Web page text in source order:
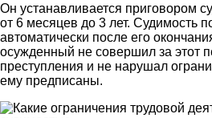
Он устанавливается приговором
от 6 месяцев до 3 лет. Судимость
автоматически после его
осужденный не совершил за этот
преступления и не нарушал
ему предписаны.